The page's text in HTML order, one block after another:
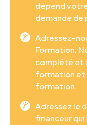
dépend
demande de
Adressez-
Formation.
complété et
formation et
formation.
Adressez le
financeur